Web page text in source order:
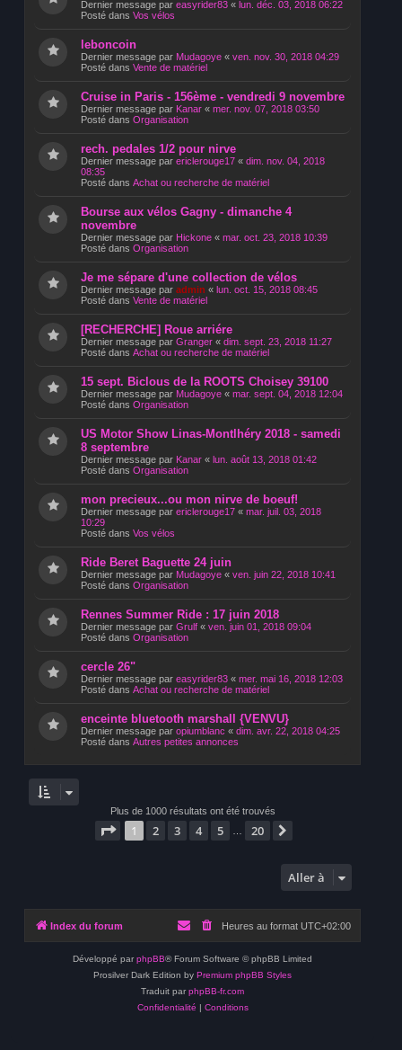
Dernier message par easyrider83 « lun. déc. 03, 2018 06:22
Posté dans Vos vélos
leboncoin
Dernier message par Mudagoye « ven. nov. 30, 2018 04:29
Posté dans Vente de matériel
Cruise in Paris - 156ème - vendredi 9 novembre
Dernier message par Kanar « mer. nov. 07, 2018 03:50
Posté dans Organisation
rech. pedales 1/2 pour nirve
Dernier message par ericlerouge17 « dim. nov. 04, 2018
08:35
Posté dans Achat ou recherche de matériel
Bourse aux vélos Gagny - dimanche 4
novembre
Dernier message par Hickone « mar. oct. 23, 2018 10:39
Posté dans Organisation
Je me sépare d'une collection de vélos
Dernier message par admin « lun. oct. 15, 2018 08:45
Posté dans Vente de matériel
[RECHERCHE] Roue arriére
Dernier message par Granger « dim. sept. 23, 2018 11:27
Posté dans Achat ou recherche de matériel
15 sept. Biclous de la ROOTS Choisey 39100
Dernier message par Mudagoye « mar. sept. 04, 2018 12:04
Posté dans Organisation
US Motor Show Linas-Montlhéry 2018 - samedi
8 septembre
Dernier message par Kanar « lun. août 13, 2018 01:42
Posté dans Organisation
mon precieux...ou mon nirve de boeuf!
Dernier message par ericlerouge17 « mar. juil. 03, 2018
10:29
Posté dans Vos vélos
Ride Beret Baguette 24 juin
Dernier message par Mudagoye « ven. juin 22, 2018 10:41
Posté dans Organisation
Rennes Summer Ride : 17 juin 2018
Dernier message par Grulf « ven. juin 01, 2018 09:04
Posté dans Organisation
cercle 26"
Dernier message par easyrider83 « mer. mai 16, 2018 12:03
Posté dans Achat ou recherche de matériel
enceinte bluetooth marshall {VENVU}
Dernier message par opiumblanc « dim. avr. 22, 2018 04:25
Posté dans Autres petites annonces
Plus de 1000 résultats ont été trouvés
Page 1sur20
1 2 3 4 5 20
Aller à
Index du forum Heures au format UTC+02:00
Développé par phpBB® Forum Software © phpBB Limited
Prosilver Dark Edition by Premium phpBB Styles
Traduit par phpBB-fr.com
Confidentialité | Conditions